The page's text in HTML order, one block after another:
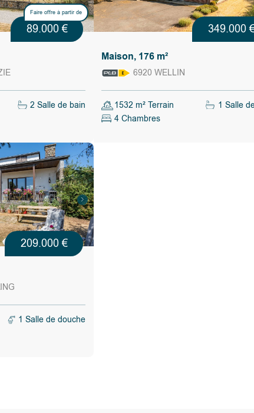
190 m² occupés par la
contrat de bail de droit
renseignements
l'agence.
Faire offre à partir de
89.000 €
2 Salle de bain
349.000
Maison, 176 m²
6920 WELLIN
1532 m² Terrain
1 Salle
4 Chambres
209.000 €
1 Salle de douche